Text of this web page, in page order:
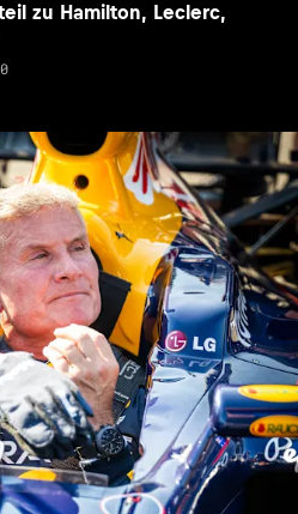
zu Hamilton, Leclerc,